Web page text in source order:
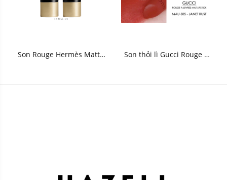
Son Rouge Hermès Matte
Son thỏi lì Gucci Rouge À